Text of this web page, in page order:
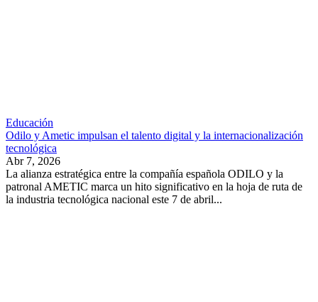
Educación
Odilo y Ametic impulsan el talento digital y la internacionalización
tecnológica
Abr 7, 2026
La alianza estratégica entre la compañía española ODILO y la
patronal AMETIC marca un hito significativo en la hoja de ruta de
la industria tecnológica nacional este 7 de abril...